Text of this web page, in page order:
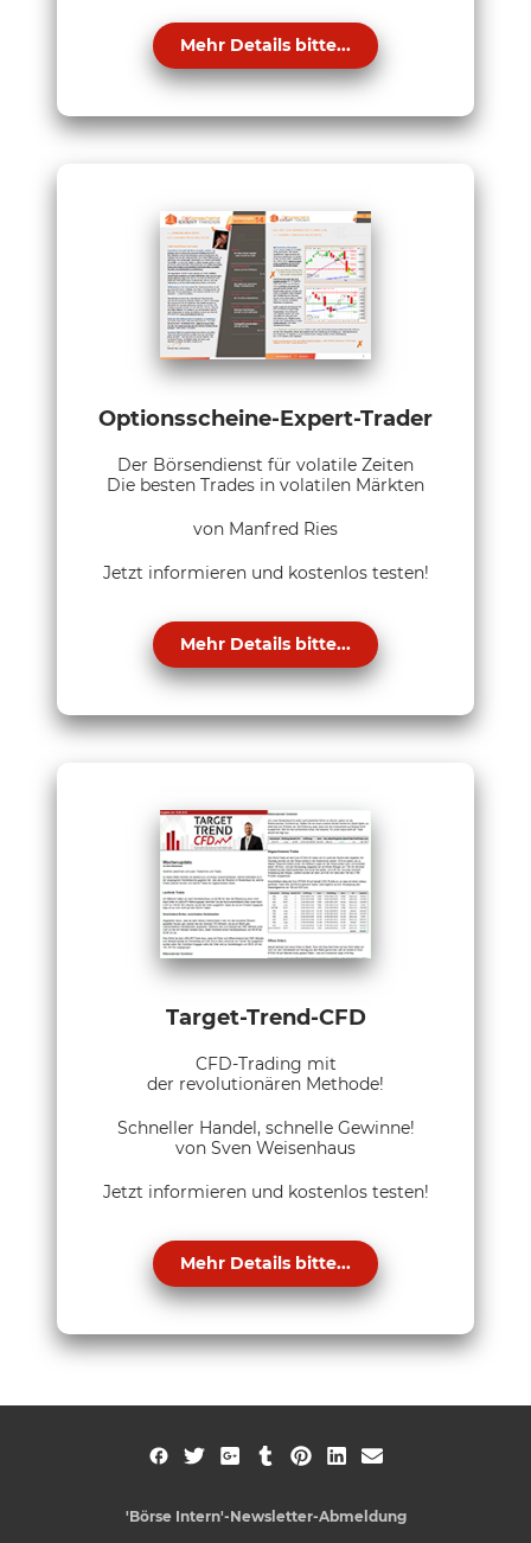
Mehr Details bitte...
Optionsscheine-Expert-Trader
Der Börsendienst für volatile Zeiten
Die besten Trades in volatilen Märkten
von Manfred Ries
Jetzt informieren und kostenlos testen!
Mehr Details bitte...
Target-Trend-CFD
CFD-Trading mit
der revolutionären Methode!
Schneller Handel, schnelle Gewinne!
von Sven Weisenhaus
Jetzt informieren und kostenlos testen!
Mehr Details bitte...
'Börse Intern'-Newsletter-Abmeldung